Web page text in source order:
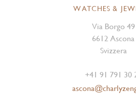
WATCHES &
Via Borgo 49
6612 Ascona
Svizzera
+41 91 791 30